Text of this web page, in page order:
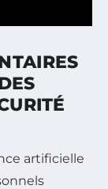
artificielle